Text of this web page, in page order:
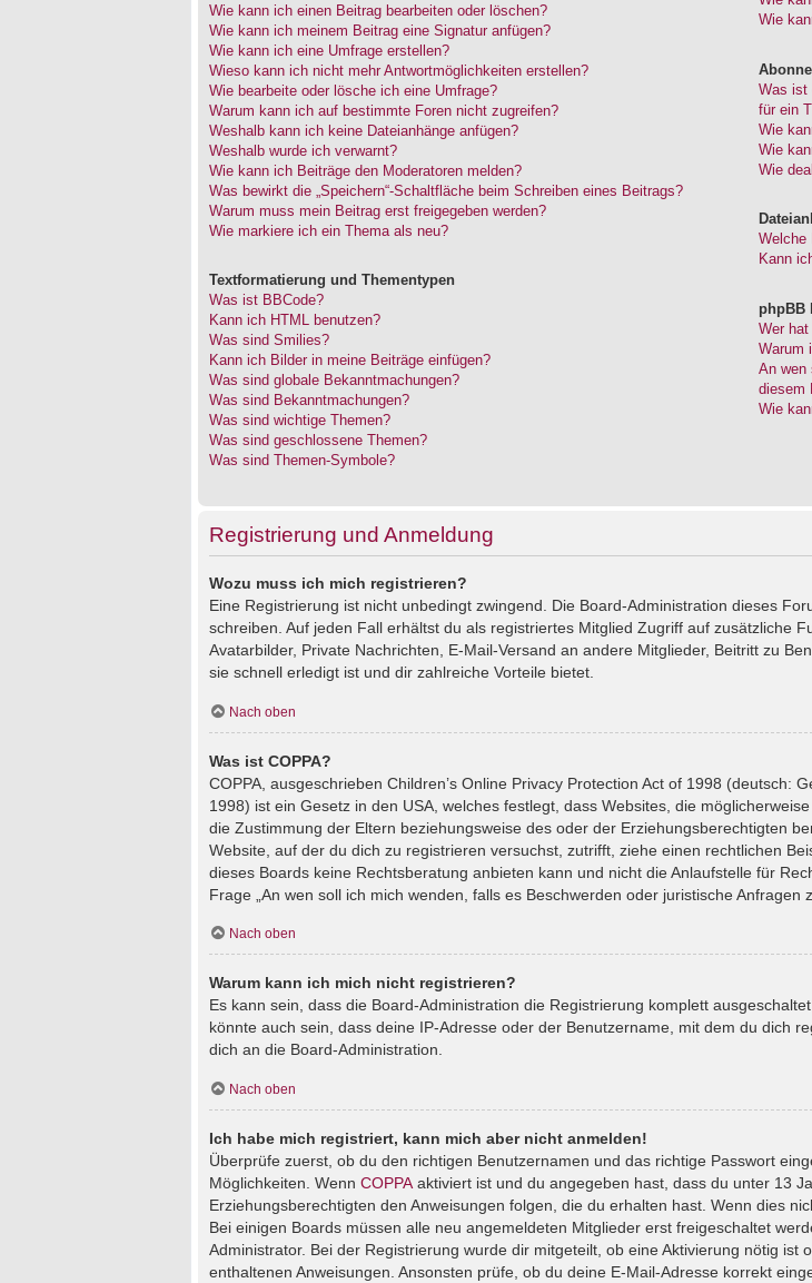
Wie kann ich einen Beitrag bearbeiten oder löschen?
Wie kann ich meinem Beitrag eine Signatur anfügen?
Wie kann ich eine Umfrage erstellen?
Wieso kann ich nicht mehr Antwortmöglichkeiten erstellen?
Wie bearbeite oder lösche ich eine Umfrage?
Warum kann ich auf bestimmte Foren nicht zugreifen?
Weshalb kann ich keine Dateianhänge anfügen?
Weshalb wurde ich verwarnt?
Wie kann ich Beiträge den Moderatoren melden?
Was bewirkt die „Speichern“-Schaltfläche beim Schreiben eines Beitrags?
Warum muss mein Beitrag erst freigegeben werden?
Wie markiere ich ein Thema als neu?
Textformatierung und Thementypen
Was ist BBCode?
Kann ich HTML benutzen?
Was sind Smilies?
Kann ich Bilder in meine Beiträge einfügen?
Was sind globale Bekanntmachungen?
Was sind Bekanntmachungen?
Was sind wichtige Themen?
Was sind geschlossene Themen?
Was sind Themen-Symbole?
Wie
Was ist
für ein
Wie
Wie
Wie
Welche
Kann
phpBB
Wer
Warum
An wen
diesem
Wie
Registrierung und Anmeldung
Wozu muss ich mich registrieren?
Eine Registrierung ist nicht unbedingt zwingend. Die Board-Administration dieses
schreiben. Auf jeden Fall erhältst du als registriertes Mitglied Zugriff auf zusätzliche
Avatarbilder, Private Nachrichten, E-Mail-Versand an andere Mitglieder, Beitritt zu
sie schnell erledigt ist und dir zahlreiche Vorteile bietet.
Nach oben
Was ist COPPA?
COPPA, ausgeschrieben Children’s Online Privacy Protection Act of 1998 (deutsch:
1998) ist ein Gesetz in den USA, welches festlegt, dass Websites, die
die Zustimmung der Eltern beziehungsweise des oder der Erziehungsberechtigten
Website, auf der du dich zu registrieren versuchst, zutrifft, ziehe einen rechtlichen
dieses Boards keine Rechtsberatung anbieten kann und nicht die Anlaufstelle für
Frage „An wen soll ich mich wenden, falls es Beschwerden oder juristische Anfragen
Nach oben
Warum kann ich mich nicht registrieren?
Es kann sein, dass die Board-Administration die Registrierung komplett
könnte auch sein, dass deine IP-Adresse oder der Benutzername, mit dem du dich
dich an die Board-Administration.
Nach oben
Ich habe mich registriert, kann mich aber nicht anmelden!
Überprüfe zuerst, ob du den richtigen Benutzernamen und das richtige Passwort
Möglichkeiten. Wenn COPPA aktiviert ist und du angegeben hast, dass du unter 13
Erziehungsberechtigten den Anweisungen folgen, die du erhalten hast. Wenn dies
Bei einigen Boards müssen alle neu angemeldeten Mitglieder erst freigeschaltet
Administrator. Bei der Registrierung wurde dir mitgeteilt, ob eine Aktivierung nötig
enthaltenen Anweisungen. Ansonsten prüfe, ob du deine E-Mail-Adresse korrekt